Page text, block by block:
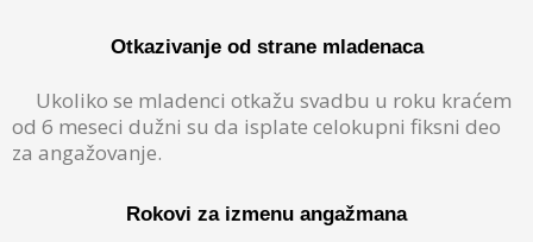
Otkazivanje od strane mladenaca
Ukoliko se mladenci otkažu svadbu u roku kraćem
od 6 meseci dužni su da isplate celokupni fiksni deo
za angažovanje.
Rokovi za izmenu angažmana